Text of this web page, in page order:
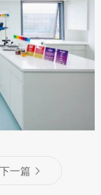
下一篇